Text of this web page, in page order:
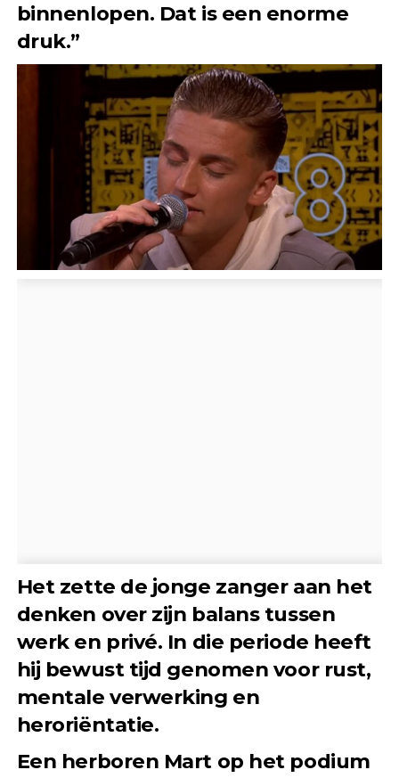
binnenlopen. Dat is een enorme
druk.”
Het zette de jonge zanger aan het
denken over zijn balans tussen
werk en privé. In die periode heeft
hij bewust tijd genomen voor rust,
mentale verwerking en
heroriëntatie.
Een herboren Mart op het podium